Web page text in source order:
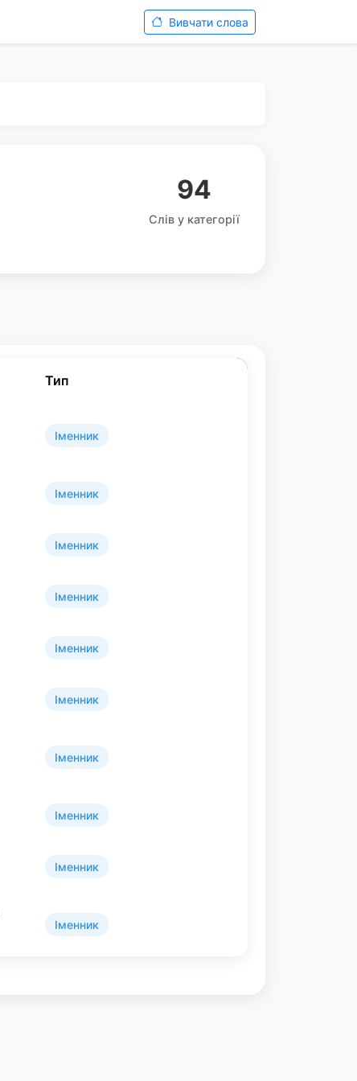
Вивчати слова
94
Слів у категорії
Тип
Іменник
Іменник
Іменник
Іменник
Іменник
Іменник
Іменник
Іменник
Іменник
Іменник